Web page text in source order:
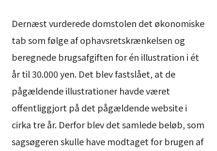
Dernæst vurderede domstolen det økonomiske
tab som følge af ophavsretskrænkelsen og
beregnede brugsafgiften for én illustration i ét
år til 30.000 yen. Det blev fastslået, at de
pågældende illustrationer havde været
offentliggjort på det pågældende website i
cirka tre år. Derfor blev det samlede beløb, som
sagsøgeren skulle have modtaget for brugen af